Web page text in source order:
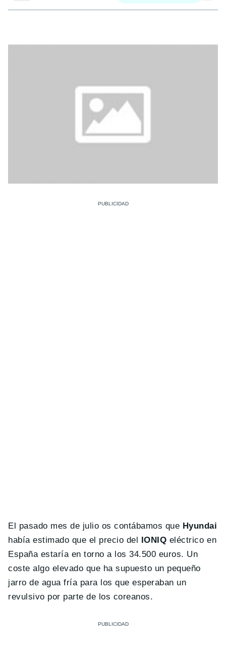
El pasado mes de julio os contábamos que Hyundai
había estimado que el precio del
IONIQ eléctrico en
España estaría en torno a los 34.500 euros. Un
coste algo elevado que ha supuesto un pequeño
jarro de agua fría para los que esperaban un
revulsivo por parte de los coreanos.